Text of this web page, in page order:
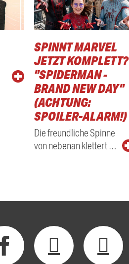
SPINNT MARVEL
JETZT KOMPLETT?
"SPIDERMAN -
BRAND NEW DAY"
(ACHTUNG:
SPOILER-ALARM!)
Die freundliche Spinne
von nebenan klettert …